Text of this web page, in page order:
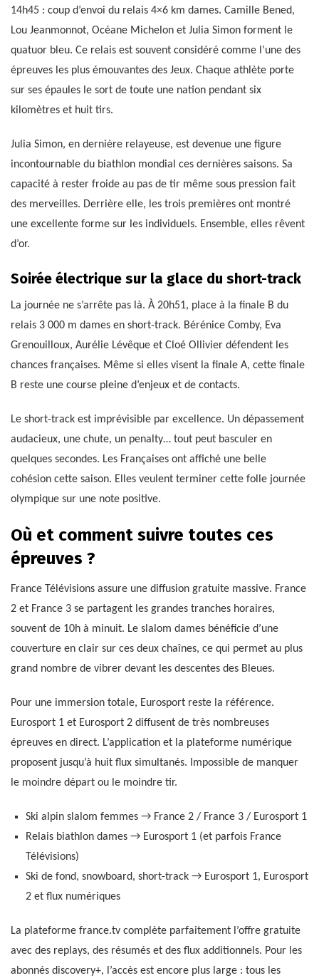
14h45 : coup d’envoi du relais 4×6 km dames. Camille Bened,
Lou Jeanmonnot, Océane Michelon et Julia Simon forment le
quatuor bleu. Ce relais est souvent considéré comme l’une des
épreuves les plus émouvantes des Jeux. Chaque athlète porte
sur ses épaules le sort de toute une nation pendant six
kilomètres et huit tirs.
Julia Simon, en dernière relayeuse, est devenue une figure
incontournable du biathlon mondial ces dernières saisons. Sa
capacité à rester froide au pas de tir même sous pression fait
des merveilles. Derrière elle, les trois premières ont montré
une excellente forme sur les individuels. Ensemble, elles rêvent
d’or.
Soirée électrique sur la glace du short-track
La journée ne s’arrête pas là. À 20h51, place à la finale B du
relais 3 000 m dames en short-track. Bérénice Comby, Eva
Grenouilloux, Aurélie Lévêque et Cloé Ollivier défendent les
chances françaises. Même si elles visent la finale A, cette finale
B reste une course pleine d’enjeux et de contacts.
Le short-track est imprévisible par excellence. Un dépassement
audacieux, une chute, un penalty… tout peut basculer en
quelques secondes. Les Françaises ont affiché une belle
cohésion cette saison. Elles veulent terminer cette folle journée
olympique sur une note positive.
Où et comment suivre toutes ces
épreuves ?
France Télévisions assure une diffusion gratuite massive. France
2 et France 3 se partagent les grandes tranches horaires,
souvent de 10h à minuit. Le slalom dames bénéficie d’une
couverture en clair sur ces deux chaînes, ce qui permet au plus
grand nombre de vibrer devant les descentes des Bleues.
Pour une immersion totale, Eurosport reste la référence.
Eurosport 1 et Eurosport 2 diffusent de très nombreuses
épreuves en direct. L’application et la plateforme numérique
proposent jusqu’à huit flux simultanés. Impossible de manquer
le moindre départ ou le moindre tir.
Ski alpin slalom femmes → France 2 / France 3 / Eurosport 1
Relais biathlon dames → Eurosport 1 (et parfois France
Télévisions)
Ski de fond, snowboard, short-track → Eurosport 1, Eurosport
2 et flux numériques
La plateforme france.tv complète parfaitement l’offre gratuite
avec des replays, des résumés et des flux additionnels. Pour les
abonnés discovery+, l’accès est encore plus large : tous les